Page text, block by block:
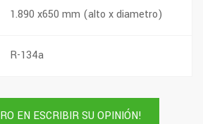
1.890 x650 mm (alto x diametro)
R-134a
EN ESCRIBIR SU OPINIÓN!